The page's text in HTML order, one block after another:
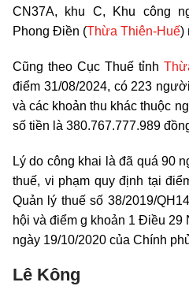
CN37A, khu C, Khu công
Phong Điền (Thừa Thiên-Huế)
Cũng theo Cục Thuế tỉnh
điểm 31/08/2024, có 223
và các khoản thu khác thuộc
số tiền là 380.767.777.989
Lý do công khai là đã quá 90
thuế, vi phạm quy định tại
Quản lý thuế số 38/2019/
hội và điểm g khoản 1 Điều
ngày 19/10/2020 của Chính
Lê Kông